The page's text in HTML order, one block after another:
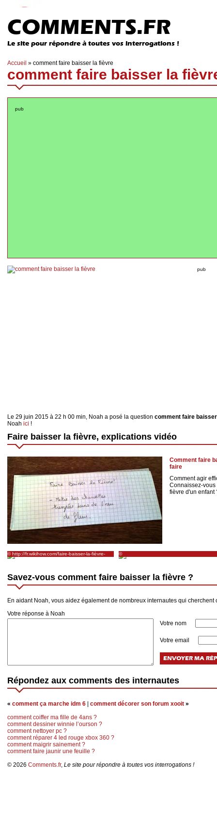
COMMENTS.FR
Le site pour répondre à toutes vos interrogations !
Accueil » comment faire baisser la fièvre
comment faire baisser la
pub
pub
Le 29 juin 2015 à 22 h 00 min, Noah a posé la question comment faire
Noah ici !
Faire baisser la fièvre, explications vidéo
Comment faire
faire
Comment agir
Connaissez-vous
fièvre d'un enfant
© http://fr.wikihow.com/faire-baisser-la-fièvre-
sans-médicaments
©
http://animaux.toutcomment.com/article/
Savez-vous comment faire baisser la fièvre ?
En aidant Noah, vous aidez également de nombreux internautes qui cherchent
Votre réponse à Noah
Votre nom
Votre email
Répondez aux comments des internautes
« comment ça marche idm 6 comment décorer son forum xooit »
comment coiffer ma fille de 4ans ?
comment dessiner winnie l’ourson ?
comment nettoyer pc ?
comment réparer 4 led rouge xbox 360 ?
comment maigrir sainement ?
comment faire jaunir une feuille ?
© 2026 Comments.fr, Le site pour répondre à toutes vos interrogations !